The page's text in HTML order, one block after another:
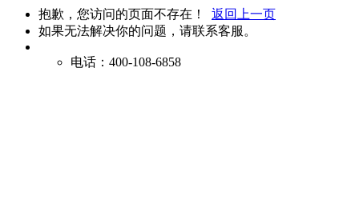
抱歉，您访问的页面不存在！ 返回上一页
如果无法解决你的问题，请联系客服。
电话：400-108-6858